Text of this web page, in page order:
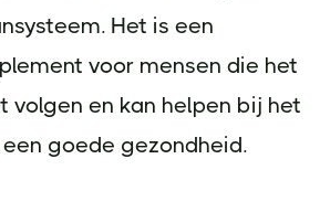
Het is een
voor mensen die het
volgen en kan helpen bij het
goede gezondheid.